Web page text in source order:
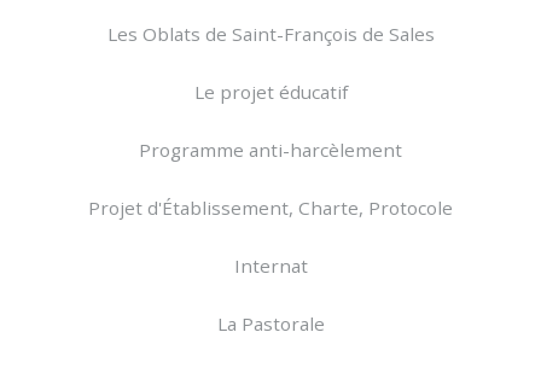
Les Oblats de Saint-François de Sales
Le projet éducatif
Programme anti-harcèlement
Projet d'Établissement, Charte, Protocole
Internat
La Pastorale